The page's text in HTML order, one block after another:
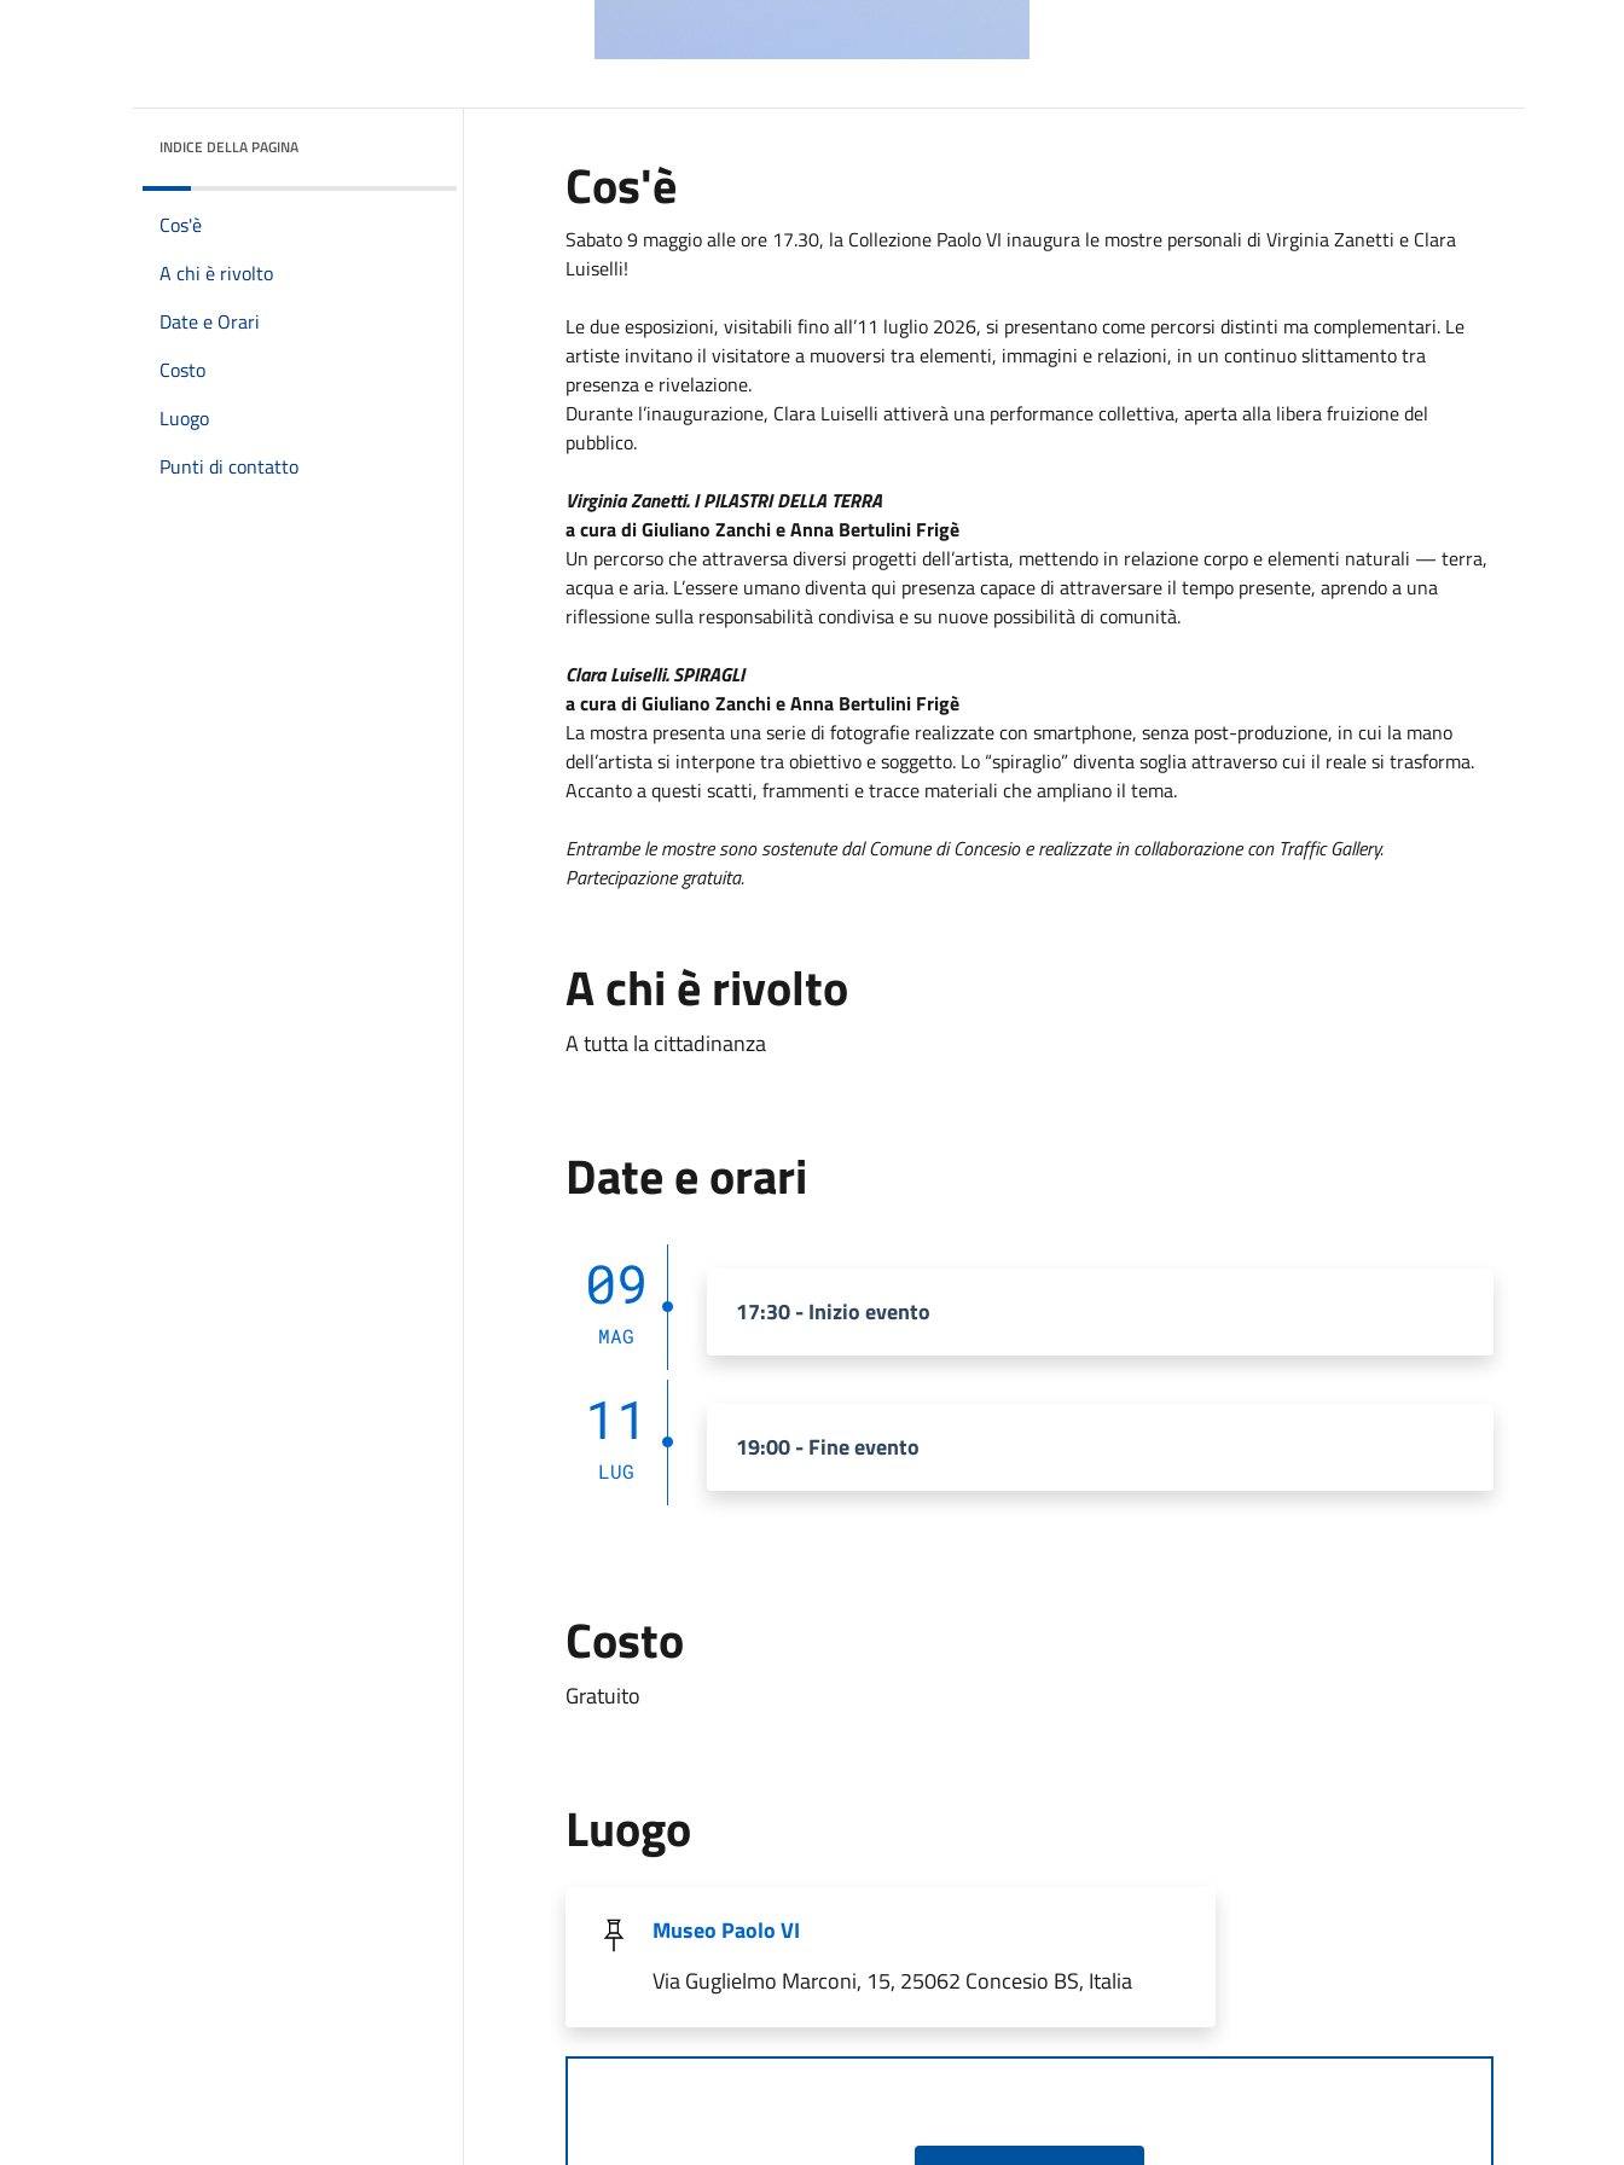
INDICE DELLA PAGINA
Cos'è
A chi è rivolto
Date e Orari
Costo
Luogo
Punti di contatto
Cos'è
Sabato 9 maggio alle ore 17.30, la Collezione Paolo VI inaugura le mostre personali di Virginia Zanetti e Clara
Luiselli!
Le due esposizioni, visitabili fino all’11 luglio 2026, si presentano come percorsi distinti ma complementari. Le
artiste invitano il visitatore a muoversi tra elementi, immagini e relazioni, in un continuo slittamento tra
presenza e rivelazione.
Durante l’inaugurazione, Clara Luiselli attiverà una performance collettiva, aperta alla libera fruizione del
pubblico.
Virginia Zanetti. I PILASTRI DELLA TERRA
a cura di Giuliano Zanchi e Anna Bertulini Frigè
Un percorso che attraversa diversi progetti dell’artista, mettendo in relazione corpo e elementi naturali — terra,
acqua e aria. L’essere umano diventa qui presenza capace di attraversare il tempo presente, aprendo a una
riflessione sulla responsabilità condivisa e su nuove possibilità di comunità.
Clara Luiselli. SPIRAGLI
a cura di Giuliano Zanchi e Anna Bertulini Frigè
La mostra presenta una serie di fotografie realizzate con smartphone, senza post-produzione, in cui la mano
dell’artista si interpone tra obiettivo e soggetto. Lo “spiraglio” diventa soglia attraverso cui il reale si trasforma.
Accanto a questi scatti, frammenti e tracce materiali che ampliano il tema.
Entrambe le mostre sono sostenute dal Comune di Concesio e realizzate in collaborazione con Traffic Gallery.
Partecipazione gratuita.
A chi è rivolto
A tutta la cittadinanza
Date e orari
09
MAG
17:30 - Inizio evento
11
LUG
19:00 - Fine evento
Costo
Gratuito
Luogo
Museo Paolo VI
Via Guglielmo Marconi, 15, 25062 Concesio BS, Italia